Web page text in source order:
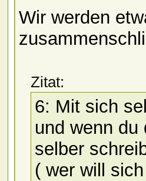
Wir werden
Zitat:
6: Mit sich
und wenn
selber
( wer will